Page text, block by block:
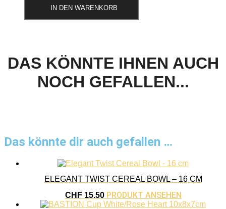
IN DEN WARENKORB
DAS KÖNNTE IHNEN AUCH
NOCH GEFALLEN...
Das könnte dir auch gefallen …
ELEGANT TWIST CEREAL BOWL – 16 CM
CHF15.50 PRODUKT ANSEHEN